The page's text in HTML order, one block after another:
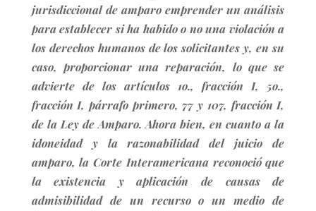
jurisdiccional de amparo emprender un análisis
para establecer si ha habido o no una violación a
los derechos humanos de los solicitantes y, en su
caso, proporcionar una reparación, lo que se
advierte de los artículos 1o., fracción I, 5o.,
fracción I, párrafo primero, 77 y 107, fracción I,
de la Ley de Amparo. Ahora bien, en cuanto a la
idoneidad y la razonabilidad del juicio de
amparo, la Corte Interamericana reconoció que
la existencia y aplicación de causas de
admisibilidad de un recurso o un medio de